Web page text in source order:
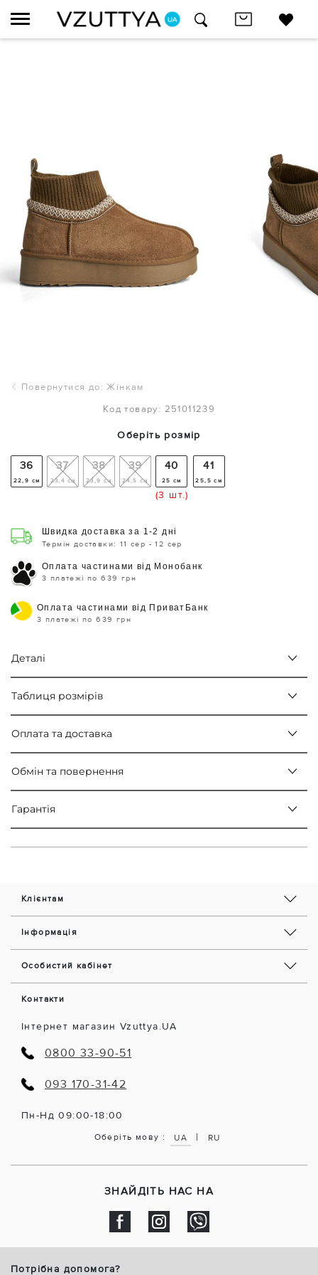
Повернутися до: Жінкам
Код товару: 251011239
Оберіть розмір
36
22,9 см
37
23,4 см
38
23,9 см
39
24,5 см
40
25 см
(3 шт.)
41
25,5 см
Швидка доставка за 1-2 дні
Термін доставки: 11 сер - 12 сер
Оплата частинами від Монобанк
3 платежі по 639 грн
Оплата частинами від ПриватБанк
3 платежі по 639 грн
Деталі
Таблиця розмірів
Оплата та доставка
Обмін та повернення
Гарантія
Клієнтам
Інформація
Особистий кабінет
Контакти
Інтернет магазин Vzuttya.UA
0800 33-90-51
093 170-31-42
Пн-Нд 09:00-18:00
Оберіть мову : UA | RU
ЗНАЙДІТЬ НАС НА
Потрібна допомога?